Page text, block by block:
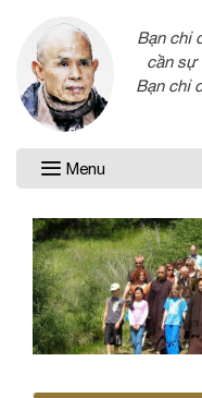
Bạn chỉ
cần sự
Bạn chỉ
Menu